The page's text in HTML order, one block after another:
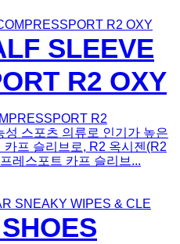
SLEEVE
R2 OXY
R2
스포츠 의류로 인기가 높은
프 슬리브로, R2 옥시젠(R2
레스포트 카프 슬리브...